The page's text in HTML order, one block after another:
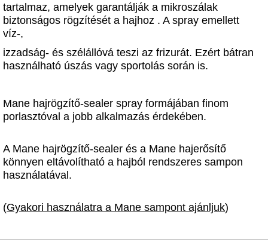
tartalmaz, amelyek garantálják a mikroszálak
biztonságos rögzítését a hajhoz . A spray emellett
víz-,
izzadság- és szélállóvá teszi az frizurát. Ezért bátran
használható úszás vagy sportolás során is.
Mane hajrögzítő-sealer spray formájában finom
porlasztóval a jobb alkalmazás érdekében.
A Mane hajrögzítő-sealer és a Mane hajerősítő
könnyen eltávolítható a hajból rendszeres sampon
használatával.
(Gyakori használatra a Mane sampont ajánljuk)